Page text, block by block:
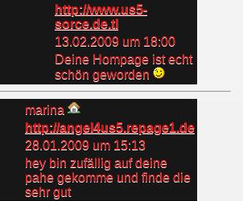
http://www.us5-
sorce.de.tl
13.02.2009 um 18:00
Deine Hompage ist echt
schön geworden
marina
http://angel4us5.repage1.de
28.01.2009 um 15:13
hey bin zufällig auf deine
pahe gekomme und finde die
sehr gut